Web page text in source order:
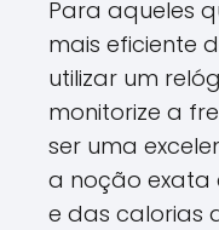
Para aqueles
mais eficiente
utilizar um
monitorize a
ser uma
a noção
e das calorias